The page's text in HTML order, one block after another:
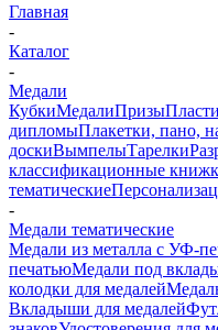
Главная
-
Каталог
-
Медали
КубкиМедалиПризы
дипломыПлакетки, пано,
доскиВымпелыТарелки
классификационные
тематические
-
Медали тематические
Медали из металла с УФ-
печатьюМедали под
колодки для медалей
Вкладыши для медалей